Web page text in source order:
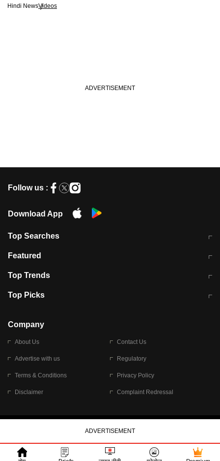
Hindi NewsVideos
Follow us :
Download App
Top Searches
मुंबई में लगे 'जेन जी' के पोस्टर, लिखा- 'मैं
Featured
10 अगस्त को विधानसभा का घेराव करेंगे
Top Trends
RBI का नया नियम: अब बैंकों को अपनी सभी
Top Picks
बारिश की चेतावनी
Company
About Us Contact Us
Advertise with us Regulatory
Terms & Conditions Privacy Policy
Disclaimer Complaint Redressal